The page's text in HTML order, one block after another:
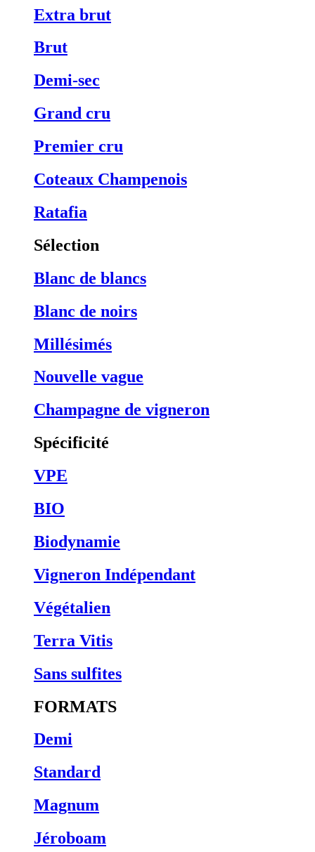
Extra brut
Brut
Demi-sec
Grand cru
Premier cru
Coteaux Champenois
Ratafia
Sélection
Blanc de blancs
Blanc de noirs
Millésimés
Nouvelle vague
Champagne de vigneron
Spécificité
VPE
BIO
Biodynamie
Vigneron Indépendant
Végétalien
Terra Vitis
Sans sulfites
FORMATS
Demi
Standard
Magnum
Jéroboam